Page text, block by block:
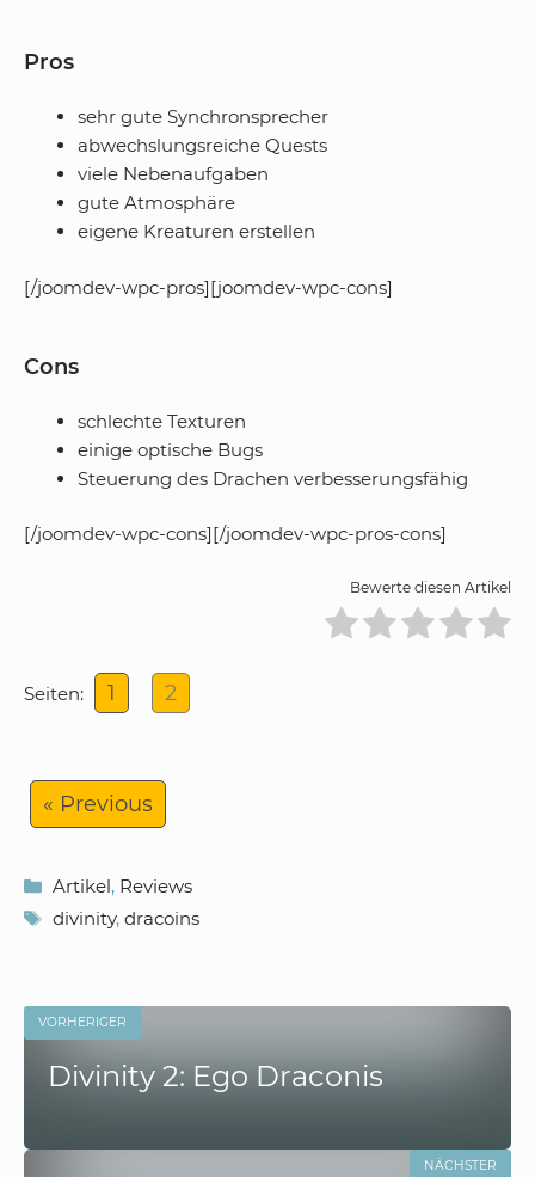
Pros
sehr gute Synchronsprecher
abwechslungsreiche Quests
viele Nebenaufgaben
gute Atmosphäre
eigene Kreaturen erstellen
[/joomdev-wpc-pros][joomdev-wpc-cons]
Cons
schlechte Texturen
einige optische Bugs
Steuerung des Drachen verbesserungsfähig
[/joomdev-wpc-cons][/joomdev-wpc-pros-cons]
Bewerte diesen Artikel
Seiten: 1 2
« Previous
Kategorien
Artikel, Reviews
Schlagwörter
divinity, dracoins
VORHERIGER
Divinity 2: Ego Draconis
NÄCHSTER